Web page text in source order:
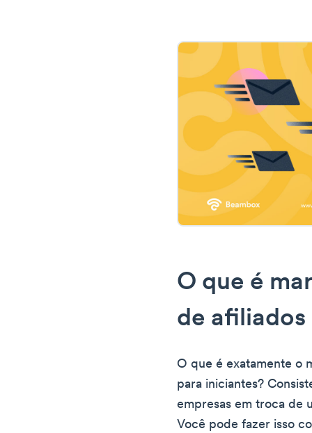
O que é
de afiliados
O que é exatamente o
para iniciantes?
empresas em troca de
Você pode fazer isso